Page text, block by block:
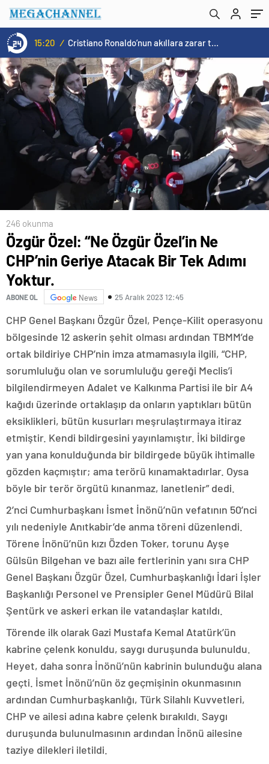
15:20 / Cristiano Ronaldo’nun akıllara zarar tüm kariyerinin istatistiğini çıkardık !
246 okunma
Özgür Özel: “Ne Özgür Özel’in Ne
CHP’nin Geriye Atacak Bir Tek Adımı
Yoktur.
ABONE OL News 25 Aralık 2023 12:45
CHP Genel Başkanı Özgür Özel, Pençe-Kilit operasyonu
bölgesinde 12 askerin şehit olması ardından TBMM’de
ortak bildiriye CHP’nin imza atmamasıyla ilgili, “CHP,
sorumluluğu olan ve sorumluluğu gereği Meclis’i
bilgilendirmeyen Adalet ve Kalkınma Partisi ile bir A4
kağıdı üzerinde ortaklaşıp da onların yaptıkları bütün
eksiklikleri, bütün kusurları meşrulaştırmaya itiraz
etmiştir. Kendi bildirgesini yayınlamıştır. İki bildirge
yan yana konulduğunda bir bildirgede büyük ihtimalle
gözden kaçmıştır; ama terörü kınamaktadırlar. Oysa
böyle bir terör örgütü kınanmaz, lanetlenir” dedi.
2’nci Cumhurbaşkanı İsmet İnönü’nün vefatının 50’nci
yılı nedeniyle Anıtkabir’de anma töreni düzenlendi.
Törene İnönü’nün kızı Özden Toker, torunu Ayşe
Gülsün Bilgehan ve bazı aile fertlerinin yanı sıra CHP
Genel Başkanı Özgür Özel, Cumhurbaşkanlığı İdari İşler
Başkanlığı Personel ve Prensipler Genel Müdürü Bilal
Şentürk ve askeri erkan ile vatandaşlar katıldı.
Törende ilk olarak Gazi Mustafa Kemal Atatürk’ün
kabrine çelenk konuldu, saygı duruşunda bulunuldu.
Heyet, daha sonra İnönü’nün kabrinin bulunduğu alana
geçti. İsmet İnönü’nün öz geçmişinin okunmasının
ardından Cumhurbaşkanlığı, Türk Silahlı Kuvvetleri,
CHP ve ailesi adına kabre çelenk bırakıldı. Saygı
duruşunda bulunulmasının ardından İnönü ailesine
taziye dilekleri iletildi.